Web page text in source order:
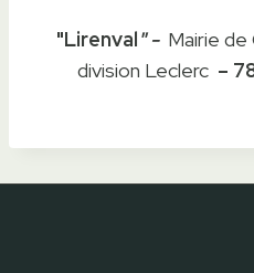
"Lirenval" - Mairie de
division Leclerc –